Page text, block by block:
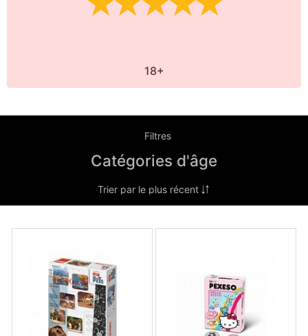
18+
Filtres
Catégories d'âge